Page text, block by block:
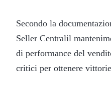
Secondo la
Seller Centralil
di performance del
critici per ottenere